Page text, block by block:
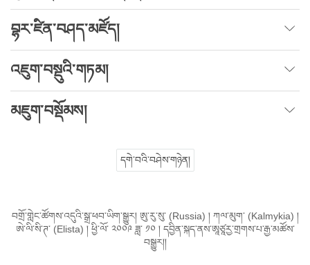
བྷར་ཛིན་བཤད་མཛོད།
འཇུག་བསྡུའི་གཏམ།
མཇུག་བསྡོམས།
དགེ་བའི་བཤེས་གཉེན།
བགྲོ་གླེང་ཚོགས་འདུའི་སྒྲ་ཕབ་ཡིག་སྒྱུར། ཨུ་རུ་སུ་ (Russia) ། ཀལ་མུག་ (Kalmykia) །
ཨེ་ལི་སི་ཊ་ (Elista) ། ཕྱི་ལོ་ ༢༠༠༩ ཟླ་ ༡༠ ། དབྱིན་སྐད་ནས་ཨཱཙཱརྱ་གྲགས་པ་རྒྱ་མཚོས་
བསྒྱུར།།